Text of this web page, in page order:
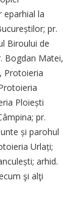
eparhial la
pr.
Biroului de
Bogdan Matei,
Protoieria
Ploiești
pr.
și parohul
Urlați;
arhid.
şi alţi